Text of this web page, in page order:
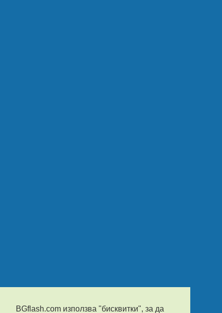
BGflash.com използва "бисквитки", за да